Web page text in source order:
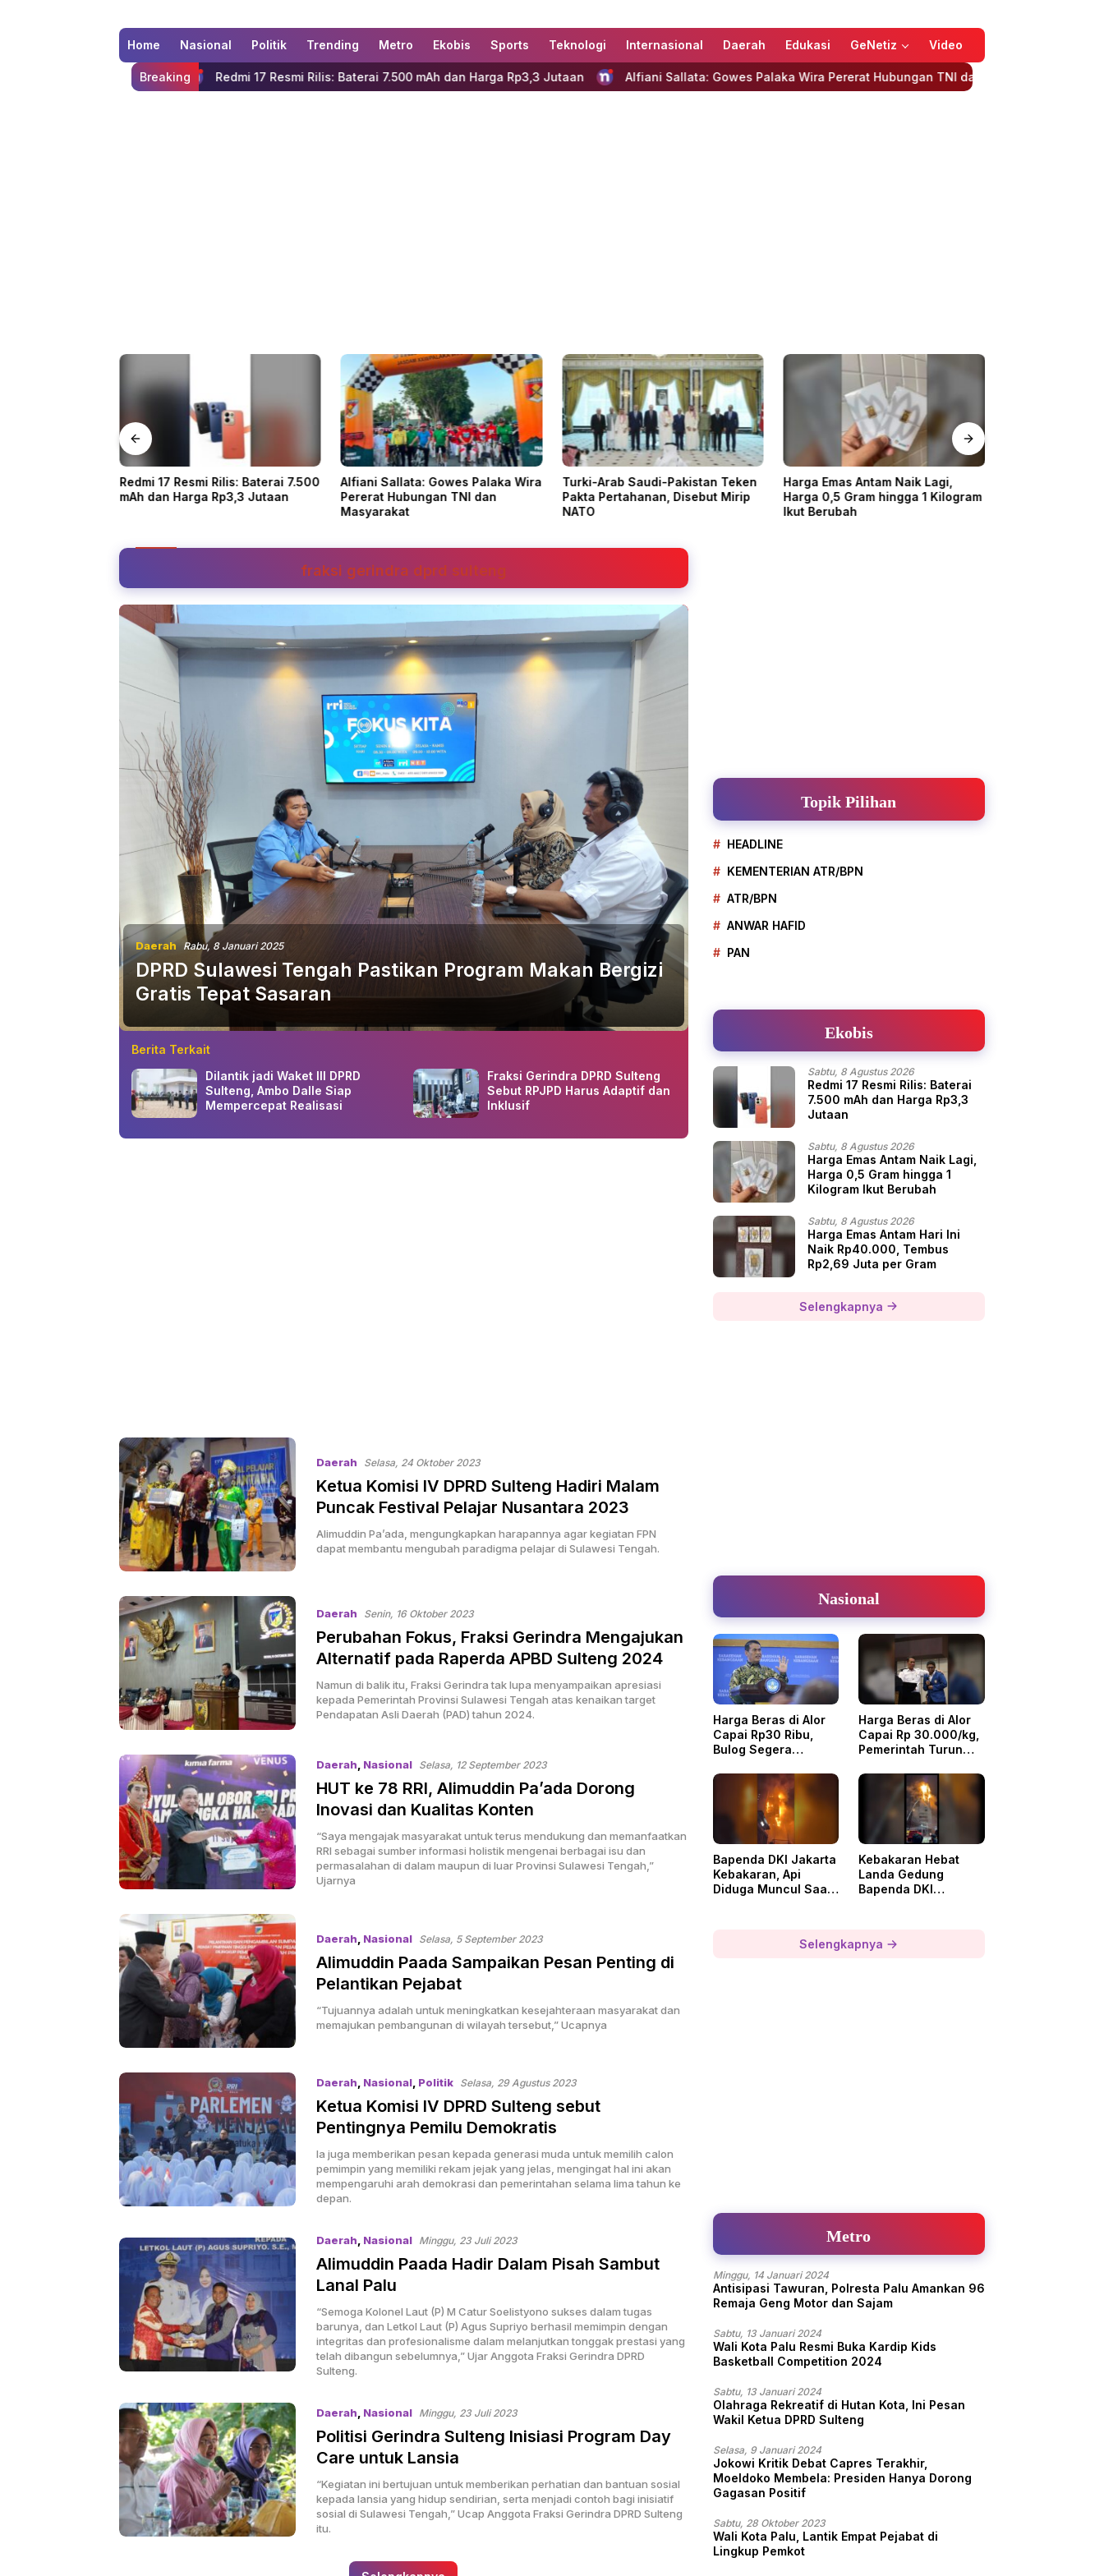
Home Nasional Politik Trending Metro Ekobis Sports Teknologi Internasional Daerah Edukasi GeNetiz Video
Breaking
Redmi 17 Resmi Rilis: Baterai 7.500 mAh dan Harga Rp3,3 Jutaan Alfiani Sallata: Gowes Palaka Wira Pererat Hubungan TNI dan Masyarakat
Redmi 17 Resmi Rilis: Baterai 7.500
mAh dan Harga Rp3,3 Jutaan
Alfiani Sallata: Gowes Palaka Wira
Pererat Hubungan TNI dan
Masyarakat
Turki-Arab Saudi-Pakistan Teken
Pakta Pertahanan, Disebut Mirip
NATO
Harga Emas Antam Naik Lagi,
Harga 0,5 Gram hingga 1 Kilogram
Ikut Berubah
fraksi gerindra dprd sulteng
Daerah Rabu, 8 Januari 2025
DPRD Sulawesi Tengah Pastikan Program Makan Bergizi
Gratis Tepat Sasaran
Berita Terkait
Dilantik jadi Waket III DPRD
Sulteng, Ambo Dalle Siap
Mempercepat Realisasi
Fraksi Gerindra DPRD Sulteng
Sebut RPJPD Harus Adaptif dan
Inklusif
Daerah Selasa, 24 Oktober 2023
Ketua Komisi IV DPRD Sulteng Hadiri Malam
Puncak Festival Pelajar Nusantara 2023
Alimuddin Pa’ada, mengungkapkan harapannya agar kegiatan FPN
dapat membantu mengubah paradigma pelajar di Sulawesi Tengah.
Daerah Senin, 16 Oktober 2023
Perubahan Fokus, Fraksi Gerindra Mengajukan
Alternatif pada Raperda APBD Sulteng 2024
Namun di balik itu, Fraksi Gerindra tak lupa menyampaikan apresiasi
kepada Pemerintah Provinsi Sulawesi Tengah atas kenaikan target
Pendapatan Asli Daerah (PAD) tahun 2024.
Daerah, Nasional Selasa, 12 September 2023
HUT ke 78 RRI, Alimuddin Pa’ada Dorong
Inovasi dan Kualitas Konten
“Saya mengajak masyarakat untuk terus mendukung dan memanfaatkan
RRI sebagai sumber informasi holistik mengenai berbagai isu dan
permasalahan di dalam maupun di luar Provinsi Sulawesi Tengah,”
Ujarnya
Daerah Nasional Selasa, 5 September 2023
Alimuddin Paada Sampaikan Pesan Penting di
Pelantikan Pejabat
“Tujuannya adalah untuk meningkatkan kesejahteraan masyarakat dan
memajukan pembangunan di wilayah tersebut,” Ucapnya
Daerah Nasional, Politik Selasa, 29 Agustus 2023
Ketua Komisi IV DPRD Sulteng sebut
Pentingnya Pemilu Demokratis
Ia juga memberikan pesan kepada generasi muda untuk memilih calon
pemimpin yang memiliki rekam jejak yang jelas, mengingat hal ini akan
mempengaruhi arah demokrasi dan pemerintahan selama lima tahun ke
depan.
Daerah Nasional Minggu, 23 Juli 2023
Alimuddin Paada Hadir Dalam Pisah Sambut
Lanal Palu
“Semoga Kolonel Laut (P) M Catur Soelistyono sukses dalam tugas
barunya, dan Letkol Laut (P) Agus Supriyo berhasil memimpin dengan
integritas dan profesionalisme dalam melanjutkan tonggak prestasi yang
telah dibangun sebelumnya,” Ujar Anggota Fraksi Gerindra DPRD
Sulteng.
Daerah Nasional Minggu, 23 Juli 2023
Politisi Gerindra Sulteng Inisiasi Program Day
Care untuk Lansia
“Kegiatan ini bertujuan untuk memberikan perhatian dan bantuan sosial
kepada lansia yang hidup sendirian, serta menjadi contoh bagi inisiatif
sosial di Sulawesi Tengah,” Ucap Anggota Fraksi Gerindra DPRD Sulteng
itu.
Topik Pilihan
HEADLINE
KEMENTERIAN ATR/BPN
ATR/BPN
ANWAR HAFID
PAN
Ekobis
Sabtu, 8 Agustus 2026
Redmi 17 Resmi Rilis: Baterai
7.500 mAh dan Harga Rp3,3
Jutaan
Sabtu, 8 Agustus 2026
Harga Emas Antam Naik Lagi,
Harga 0,5 Gram hingga 1
Kilogram Ikut Berubah
Sabtu, 8 Agustus 2026
Harga Emas Antam Hari Ini
Naik Rp40.000, Tembus
Rp2,69 Juta per Gram
Selengkapnya
Nasional
Harga Beras di Alor
Capai Rp30 Ribu,
Bulog Segera
Harga Beras di Alor
Capai Rp 30.000/kg,
Pemerintah Turun
Bapenda DKI Jakarta
Kebakaran, Api
Diduga Muncul Saat
Kebakaran Hebat
Landa Gedung
Bapenda DKI
Selengkapnya
Metro
Minggu, 14 Januari 2024
Antisipasi Tawuran, Polresta Palu Amankan 96
Remaja Geng Motor dan Sajam
Sabtu, 13 Januari 2024
Wali Kota Palu Resmi Buka Kardip Kids
Basketball Competition 2024
Sabtu, 13 Januari 2024
Olahraga Rekreatif di Hutan Kota, Ini Pesan
Wakil Ketua DPRD Sulteng
Selasa, 9 Januari 2024
Jokowi Kritik Debat Capres Terakhir,
Moeldoko Membela: Presiden Hanya Dorong
Gagasan Positif
Sabtu, 28 Oktober 2023
Wali Kota Palu, Lantik Empat Pejabat di
Lingkup Pemkot